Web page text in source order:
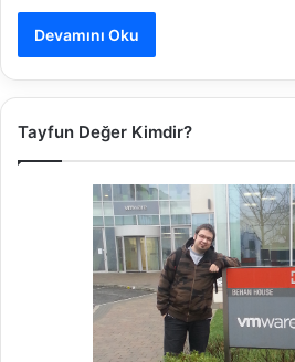
Devamını Oku
Tayfun Değer Kimdir?